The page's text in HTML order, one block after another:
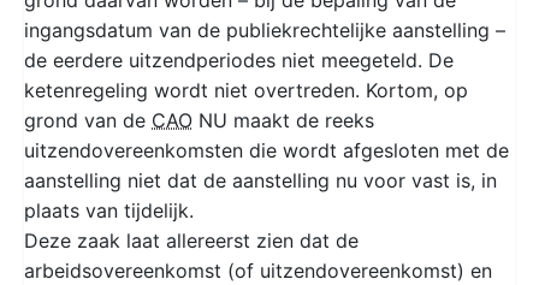
ingangsdatum van de publiekrechtelijke aanstelling –
de eerdere uitzendperiodes niet meegeteld. De
ketenregeling wordt niet overtreden. Kortom, op
grond van de CAO NU maakt de reeks
uitzendovereenkomsten die wordt afgesloten met de
aanstelling niet dat de aanstelling nu voor vast is, in
plaats van tijdelijk.
Deze zaak laat allereerst zien dat de
arbeidsovereenkomst (of uitzendovereenkomst) en